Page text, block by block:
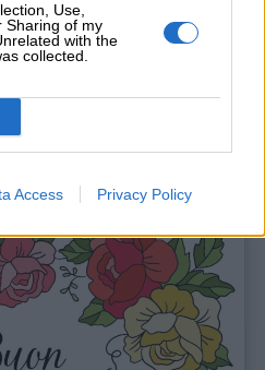
Use,
Sharing of my
with the
collected.
Access Privacy Policy
per Rosa